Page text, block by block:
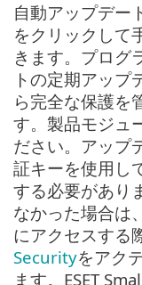
自動アップデー
をクリックして
きます。プログ
トの定期アップ
ら完全な保護を
す。製品モジュ
ださい。アップ
証キーを使用し
する必要があり
なかった場合は
にアクセスする
Securityをアク
ます。ESET